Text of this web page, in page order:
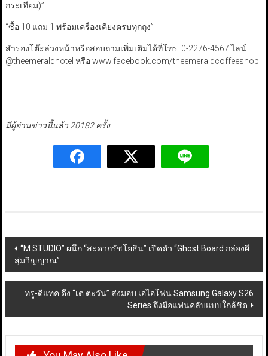
กระเทียม)”
“ซื้อ 10 แถม 1 พร้อมเครื่องเคียงครบทุกถุง”
สำรองโต๊ะล่วงหน้าหรือสอบถามเพิ่มเติมได้ที่โทร. 0-2276-4567 ไลน์ :
@theemeraldhotel หรือ www.facebook.com/theemeraldcoffeeshop
มีผู้อ่านข่าวนี้แล้ว 20182 ครั้ง
Post
navigation
“M STUDIO” ผนึก “สะดวกรัชโยธิน” เปิดตัว “Ghost Board กล่องผี
สุ่มวิญญาณ”
ทรู-ดีแทค ดึง “เต ตะวัน” ส่งมอบ เอไอโฟน Samsung Galaxy S26
Series ถึงมือแฟนคลับแบบใกล้ชิด